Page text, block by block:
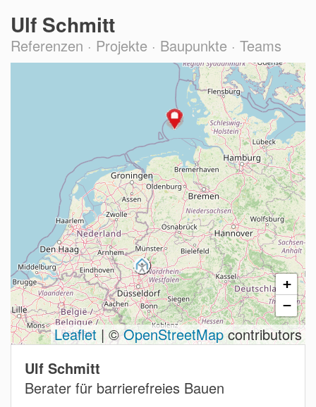
Ulf Schmitt
Referenzen · Projekte · Baupunkte · Teams
+
−
Leaflet | ©OpenStreetMapcontributors
Ulf Schmitt
Berater für barrierefreies Bauen